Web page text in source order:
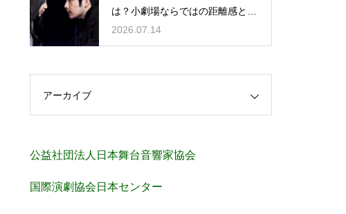
は？小劇場ならではの距離感と見
やすさを解説
2026.07.14
アーカイブ
公益社団法人日本舞台音響家協会
国際演劇協会日本センター